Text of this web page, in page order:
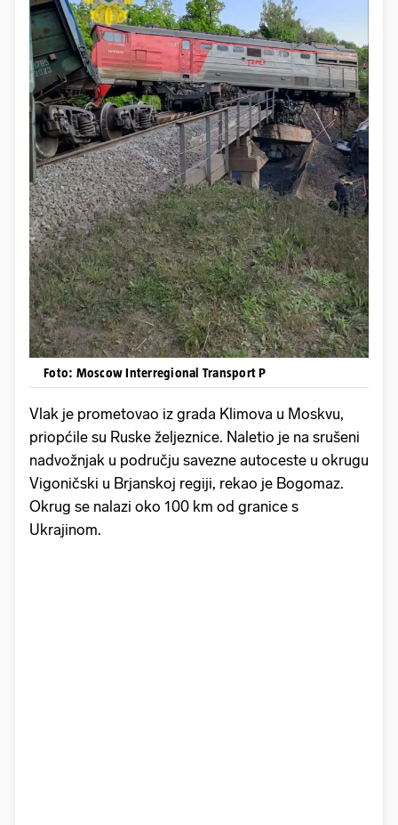
Foto: Moscow Interregional Transport P
Vlak je prometovao iz grada Klimova u Moskvu,
priopćile su Ruske željeznice. Naletio je na srušeni
nadvožnjak u području savezne autoceste u okrugu
Vigoničski u Brjanskoj regiji, rekao je Bogomaz.
Okrug se nalazi oko 100 km od granice s
Ukrajinom.